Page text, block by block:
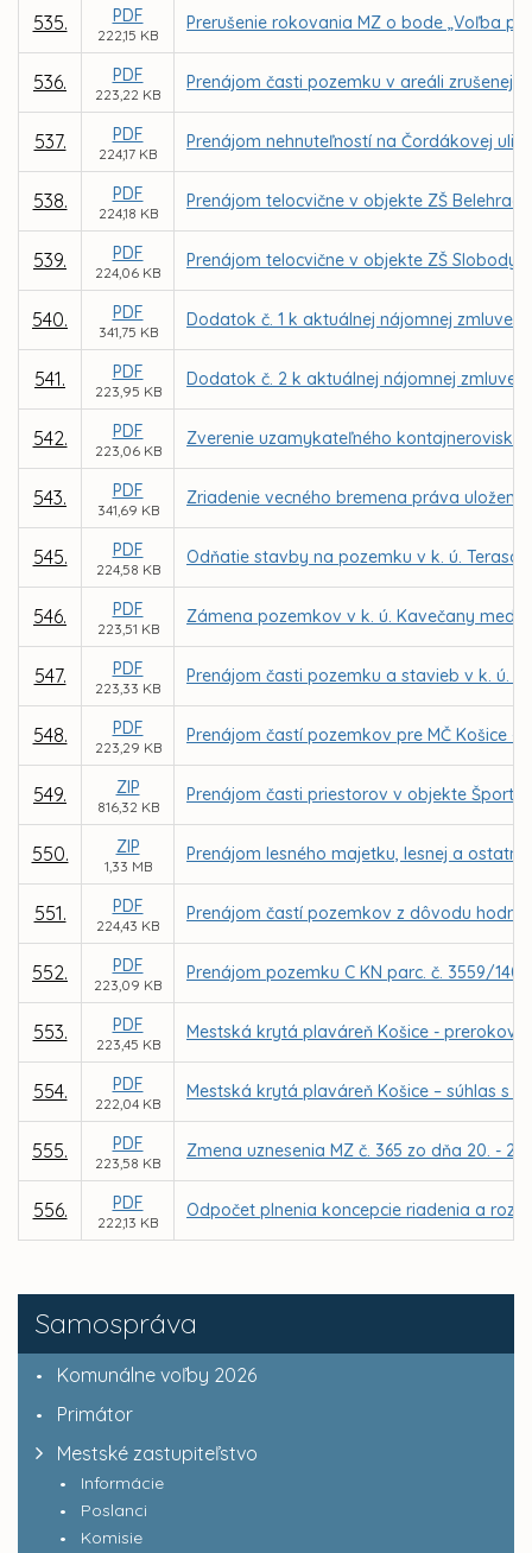
Samospráva
Komunálne voľby 2026
Primátor
Mestské zastupiteľstvo
Informácie
Poslanci
Komisie
535. PDF
222,15 KB
Prerušenie rokovania MZ o bode „Voľba
536. PDF
223,22 KB
Prenájom časti pozemku v areáli zrušenej
537. PDF
224,17 KB
Prenájom nehnuteľností na Čordákovej
538. PDF
224,18 KB
Prenájom telocvične v objekte ZŠ
539. PDF
224,06 KB
Prenájom telocvične v objekte ZŠ Slobody
540. PDF
341,75 KB
Dodatok č. 1 k aktuálnej nájomnej zmluve
541. PDF
223,95 KB
Dodatok č. 2 k aktuálnej nájomnej zmluve
542. PDF
223,06 KB
Zverenie uzamykateľného kontajneroviska
543. PDF
341,69 KB
Zriadenie vecného bremena práva
545. PDF
224,58 KB
Odňatie stavby na pozemku v k. ú. Terasa
546. PDF
223,51 KB
Zámena pozemkov v k. ú. Kavečany
547. PDF
223,33 KB
Prenájom časti pozemku a stavieb v k. ú.
548. PDF
223,29 KB
Prenájom častí pozemkov pre MČ Košice
549. ZIP
816,32 KB
Prenájom časti priestorov v objekte
550. ZIP
1,33 MB
Prenájom lesného majetku, lesnej a
551. PDF
224,43 KB
Prenájom častí pozemkov z dôvodu
552. PDF
223,09 KB
Prenájom pozemku C KN parc. č. 3559/
553. PDF
223,45 KB
Mestská krytá plaváreň Košice -
554. PDF
222,04 KB
Mestská krytá plaváreň Košice – súhlas s
555. PDF
223,58 KB
Zmena uznesenia MZ č. 365 zo dňa 20. -
556. PDF
222,13 KB
Odpočet plnenia koncepcie riadenia a